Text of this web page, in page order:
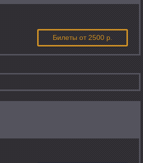
Билеты от 2500 р.